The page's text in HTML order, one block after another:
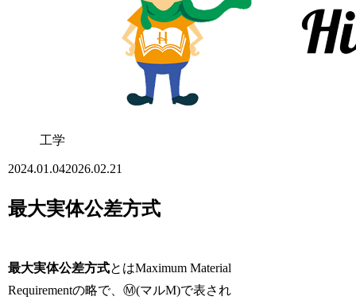
工学
2024.01.042026.02.21
最大実体公差方式
最大実体公差方式とはMaximum Material
Requirementの略で、Ⓜ(マルM)で表され